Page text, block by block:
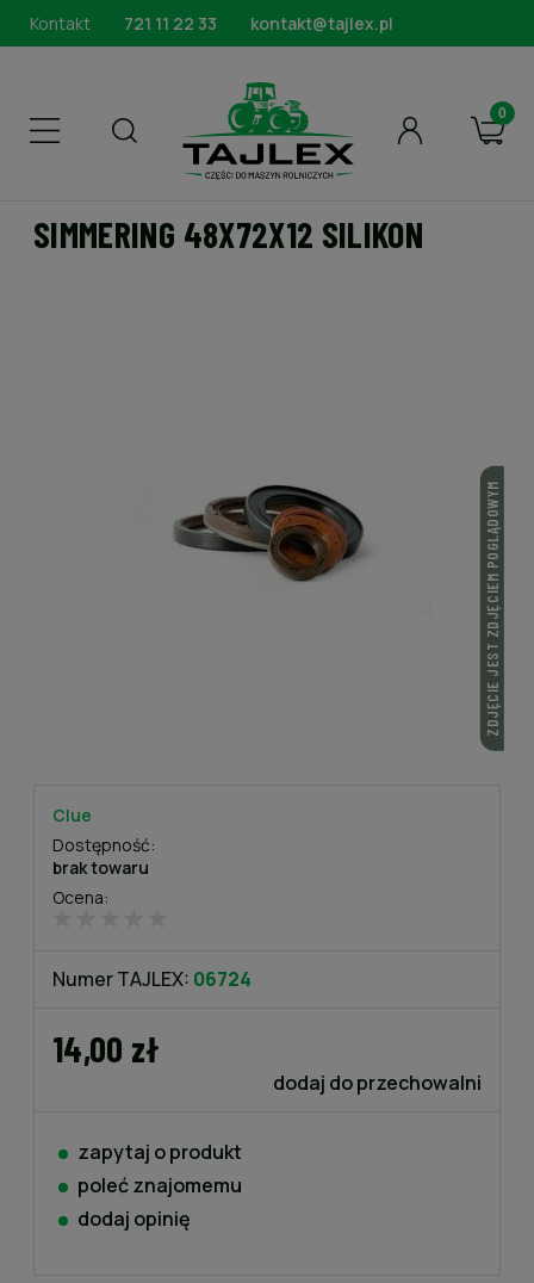
Kontakt 721 11 22 33 kontakt@tajlex.pl
SIMMERING 48X72X12 SILIKON
ZDJĘCIE JEST ZDJĘCIEM POGLĄDOWYM
Ocena:
Clue
Dostępność:
brak towaru
Numer TAJLEX: 06724
14,00 zł
dodaj do przechowalni
zapytaj o produkt
poleć znajomemu
dodaj opinię